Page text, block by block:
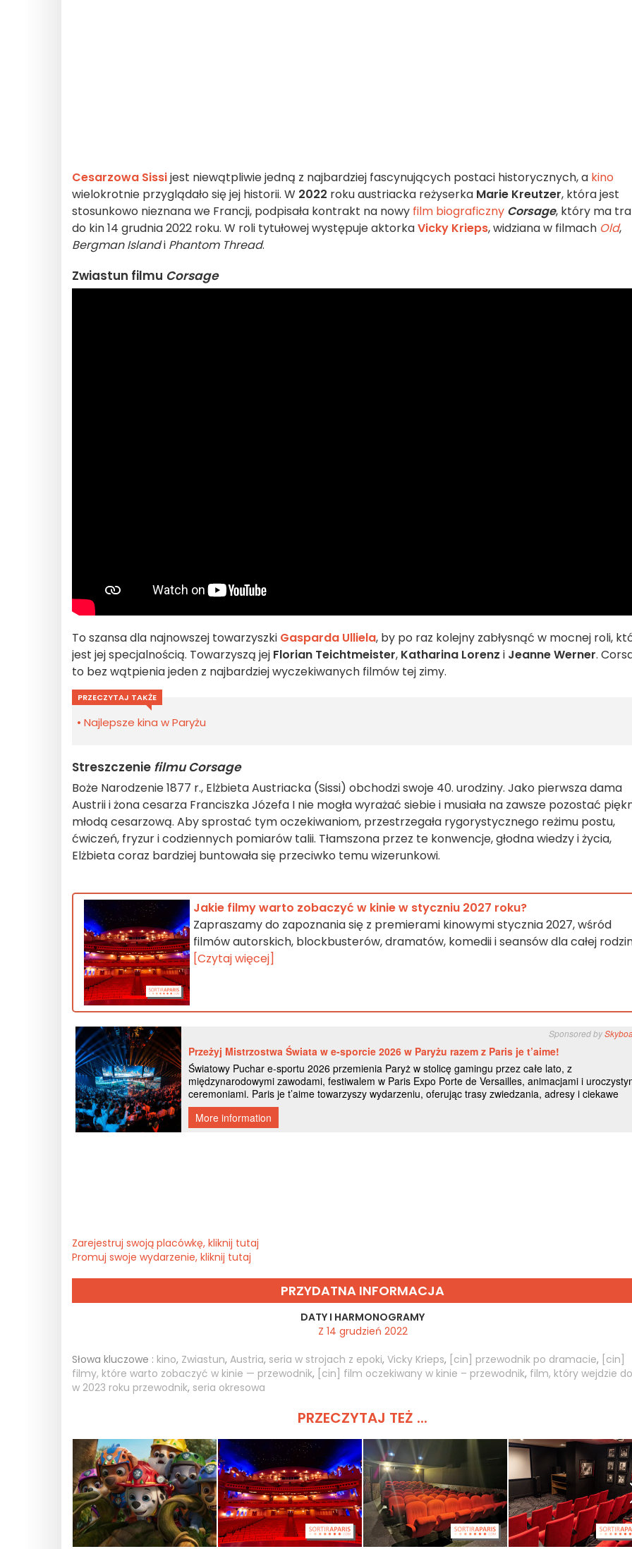
Cesarzowa Sissijest niewątpliwie jedną z najbardziej fascynujących postaci historycznych, a kino
wielokrotnie przyglądało się jej historii. W 2022 roku austriacka reżyserka Marie Kreutzer, która jest
stosunkowo nieznana we Francji, podpisała kontrakt na nowy film biograficzny Corsage, który ma
do kin 14 grudnia 2022 roku. W roli tytułowej występuje aktorkaVicky Krieps, widziana w filmach Old,
Bergman Islandi Phantom Thread.
Zwiastun filmu Corsage
To szansa dla najnowszej towarzyszki Gasparda Ulliela, by po raz kolejny zabłysnąć w mocnej roli,
jest jej specjalnością. Towarzyszą jej Florian Teichtmeister, Katharina Lorenz i Jeanne Werner.
to bez wątpienia jeden z najbardziej wyczekiwanych filmów tej zimy.
PRZECZYTAJ TAKŻE
Najlepsze kina w Paryżu
Streszczenie filmu Corsage
Boże Narodzenie 1877 r., Elżbieta Austriacka (Sissi) obchodzi swoje 40. urodziny. Jako pierwsza dama
Austrii i żona cesarza Franciszka Józefa I nie mogła wyrażać siebie i musiała na zawsze pozostać
młodą cesarzową. Aby sprostać tym oczekiwaniom, przestrzegała rygorystycznego reżimu postu,
ćwiczeń, fryzur i codziennych pomiarów talii. Tłamszona przez te konwencje, głodna wiedzy i życia,
Elżbieta coraz bardziej buntowała się przeciwko temu wizerunkowi.
Jakie filmy warto zobaczyć w kinie w styczniu 2027 roku?
Zapraszamy do zapoznania się z premierami kinowymi stycznia 2027, wśród
filmów autorskich, blockbusterów, dramatów, komedii i seansów dla całej
[Czytaj więcej]
Zarejestruj swoją placówkę, kliknij tutaj
Promuj swoje wydarzenie, kliknij tutaj
PRZYDATNA INFORMACJA
DATY I HARMONOGRAMY
Z 14 grudzień 2022
Słowa kluczowe : kino, Zwiastun, Austria, seria w strojach z epoki, Vicky Krieps, [cin] przewodnik po dramacie, [cin]
filmy, które warto zobaczyć w kinie — przewodnik, [cin] film oczekiwany w kinie – przewodnik, film, który wejdzie
w 2023 roku przewodnik, seria okresowa
PRZECZYTAJ TEŻ ...